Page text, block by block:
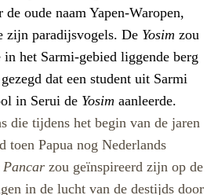
oude naam Yapen-Waropen,
zijn paradijsvogels. De Yosim zou
in het Sarmi-gebied liggende berg
dat een student uit Sarmi
in Serui de Yosim aanleerde.
die tijdens het begin van de jaren
toen Papua nog Nederlands
Pancar zou geïnspireerd zijn op de
in de lucht van de destijds door